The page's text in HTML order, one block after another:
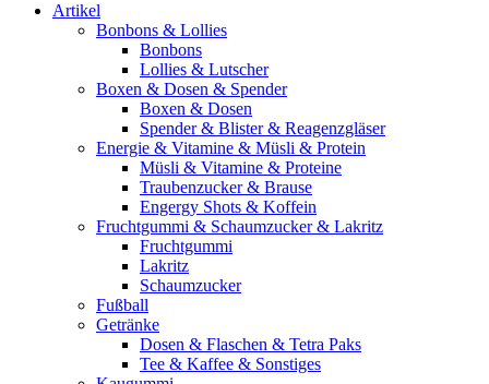
Artikel
Bonbons & Lollies
Bonbons
Lollies & Lutscher
Boxen & Dosen & Spender
Boxen & Dosen
Spender & Blister & Reagenzgläser
Energie & Vitamine & Müsli & Protein
Müsli & Vitamine & Proteine
Traubenzucker & Brause
Engergy Shots & Koffein
Fruchtgummi & Schaumzucker & Lakritz
Fruchtgummi
Lakritz
Schaumzucker
Fußball
Getränke
Dosen & Flaschen & Tetra Paks
Tee & Kaffee & Sonstiges